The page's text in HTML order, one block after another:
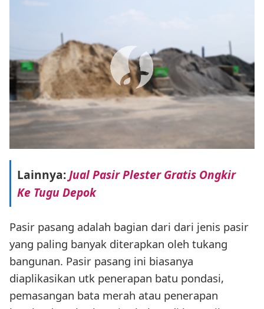
Lainnya:Jual Pasir Plester Gratis Ongkir
Ke Tugu Depok
Pasir pasang adalah bagian dari dari jenis pasir
yang paling banyak diterapkan oleh tukang
bangunan. Pasir pasang ini biasanya
diaplikasikan utk penerapan batu pondasi,
pemasangan bata merah atau penerapan